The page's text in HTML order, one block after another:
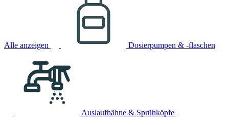
Alle anzeigen Dosierpumpen & -flaschen
Auslaufhähne & Sprühköpfe